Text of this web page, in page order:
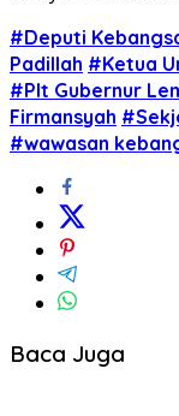
#Deputi
Padillah #Ketua
#Plt Gubernur
Firmansyah
#wawasan
Baca Juga